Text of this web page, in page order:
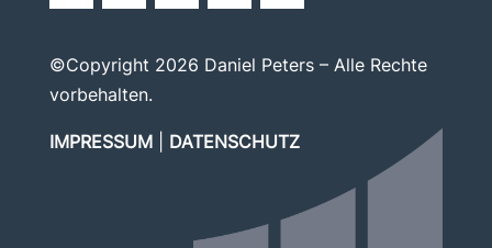
©Copyright 2026 Daniel Peters – Alle Rechte
vorbehalten.
IMPRESSUM| DATENSCHUTZ